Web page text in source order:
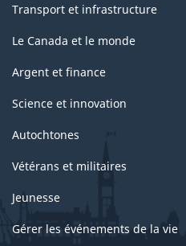
Transport et infrastructure
Le Canada et le monde
Argent et finance
Science et innovation
Autochtones
Vétérans et militaires
Jeunesse
Gérer les événements de la vie